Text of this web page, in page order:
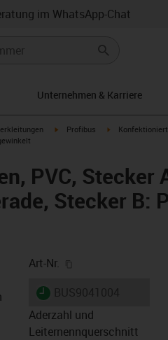
im WhatsApp-Chat
Unternehmen & Karriere
arrow-right igus-icon-arrow-right
Profibus igus-icon-
PVC, Stecker
Stecker B:
Art-Nr.
igus-icon-lieferzeit
Aderzahl und
Leiternennquerschnitt